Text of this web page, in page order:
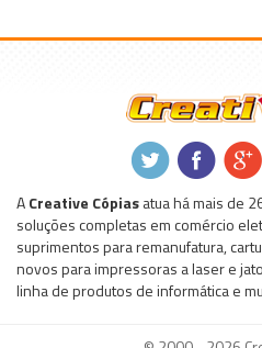
. . .
ACreative Cópiasatua há mais de
soluções completas em comércio
suprimentos para remanufatura,
novos para impressoras a laser e
linha de produtos de informática e